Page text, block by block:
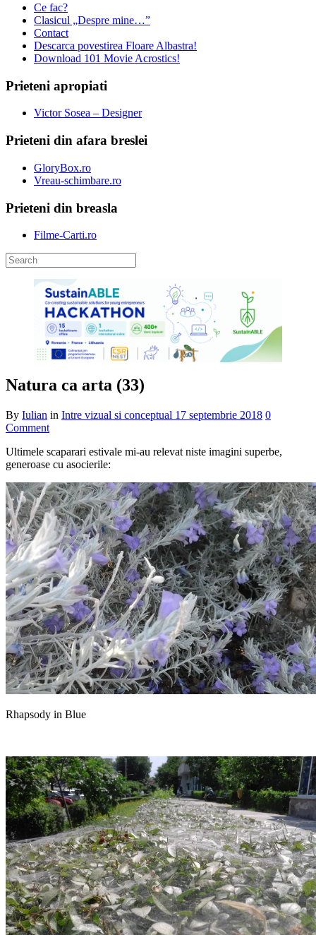
Ce fac?
Clasicul „Despre mine…”
Contact
Descarca povestirea Floare Albastra!
Download 101 Movie Acrostics!
Prieteni apropiati
Victor Sosea – Designer
Prieteni din afara breslei
GloryBox.ro
Vreau-schimbare.ro
Prieteni din breasla
Filme-Carti.ro
Natura ca arta (33)
By Iulian in Intre vizual si conceptual 17 septembrie 2018 0
Comment
Ultimele scaparari estivale mi-au relevat niste imagini superbe,
generoase cu asocierile:
Rhapsody in Blue